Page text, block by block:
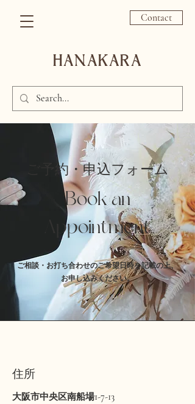
Contact
HANAKARA
​ご予約・申込フォーム
Book an
Appointment
ご相談・お打ち合わせのご希望日時を記載の上、
​お申し込みください。
​住所
​大阪市中央区南船場1-7-13